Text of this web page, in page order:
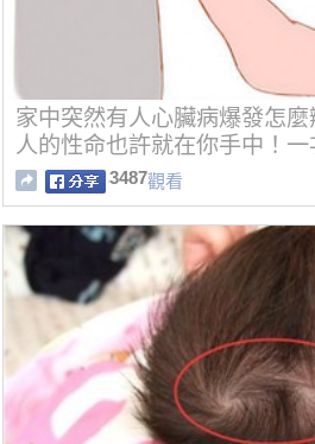
家中突然有人心臟病爆發怎
人的性命也許就在你手中！一
3487觀看